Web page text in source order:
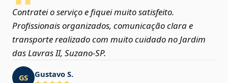
Contratei o serviço e fiquei muito satisfeito.
Profissionais organizados, comunicação clara e
transporte realizado com muito cuidado no Jardim
das Lavras II, Suzano‑SP.
GS Gustavo S.